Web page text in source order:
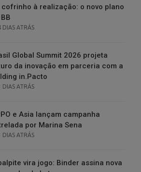
cofrinho à realização: o novo plano
DIAS ATRÁS
Global Summit 2026 projeta
da inovação em parceria com a
in.Pacto
DIAS ATRÁS
e Asia lançam campanha
por Marina Sena
DIAS ATRÁS
vira jogo: Binder assina nova